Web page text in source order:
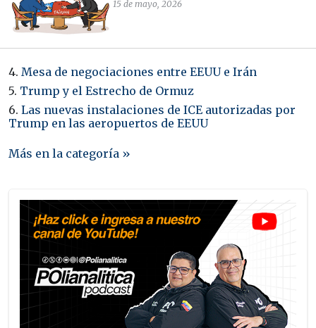
15 de mayo, 2026
4. Mesa de negociaciones entre EEUU e Irán
5. Trump y el Estrecho de Ormuz
6. Las nuevas instalaciones de ICE autorizadas por
Trump en las aeropuertos de EEUU
Más en la categoría »